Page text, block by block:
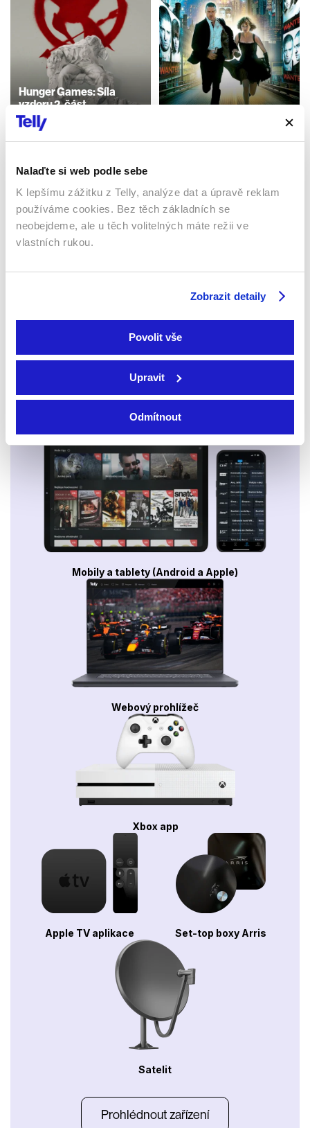
Nalaďte si web podle sebe
K lepšímu zážitku z Telly, analýze dat a úpravě reklam
používáme cookies. Bez těch základních se
neobejdeme, ale u těch volitelných máte režii ve
vlastních rukou.
Zobrazit detaily
Povolit vše
Upravit
Odmítnout
Hunger Games: Síla
vzdoru 2. část
2015 | USA | 135 min
Filmy / Thrillery / Sci-fi /
Dobrodružné
Filmy / Thrillery / Sci-fi
Sledujte kdekoliv až na 6 zařízeních
Sledovat internetovou televizi jde odkudkoliv
Mobily a tablety (Android a Apple)
Webový prohlížeč
Xbox app
Apple TV aplikace Set-top boxy Arris
Satelit
Prohlédnout zařízení